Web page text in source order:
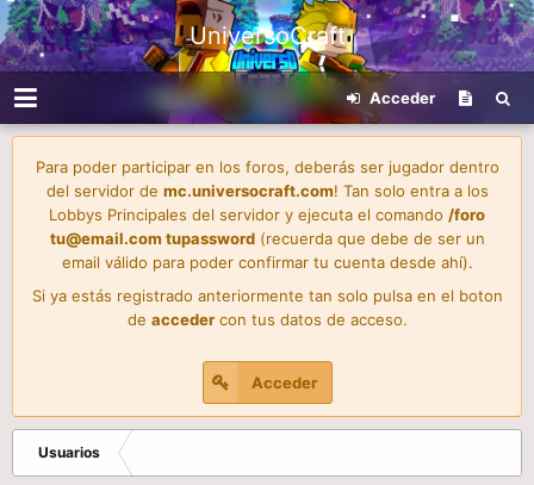
UniversoCraft
Acceder
Para poder participar en los foros, deberás ser jugador dentro
del servidor de mc.universocraft.com! Tan solo entra a los
Lobbys Principales del servidor y ejecuta el comando /foro
tu@email.com tupassword(recuerda que debe de ser un
email válido para poder confirmar tu cuenta desde ahí).
Si ya estás registrado anteriormente tan solo pulsa en el boton
de accedercon tus datos de acceso.
Acceder
Usuarios